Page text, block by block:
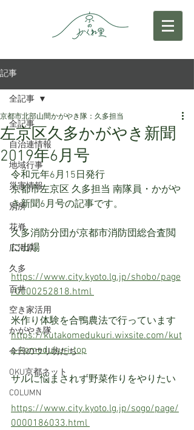
記事
全記事
自治連情報
地域行事
災害情報
別所
花脊
広河原
久多
百井
空き家活用
かがやき隊
今日のウリ坊たち
OKU京都ネット
COLUMN
全記事
左京区久多かがやき新聞
2019年6月号
京都市北部山間かがやき隊：久多担当
令和元年6月15日発行
京都市左京区 久多担当 南隊員・かがや
き新聞6月号の記事です。
久多消防分団が京都市消防団総合査閲
に出場
https://www.city.kyoto.lg.jp/shobo/page
/0000252818.html
米作り体験を合鴨農法で行っています
https://kutakomedukuri.wixsite.com/kut
a-komedukuri-top
サルに悩まされず野菜作りをやりたい
https://www.city.kyoto.lg.jp/sogo/page/
0000186033.html